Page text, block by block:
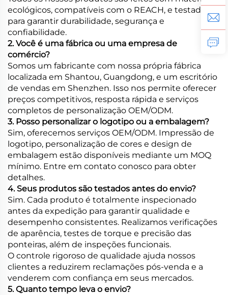
ecológicos, compatíveis com o REACH, e testados
para garantir durabilidade, segurança e
confiabilidade.
2. Você é uma fábrica ou uma empresa de
comércio?
Somos um fabricante com nossa própria fábrica
localizada em Shantou, Guangdong, e um escritório
de vendas em Shenzhen. Isso nos permite oferecer
preços competitivos, resposta rápida e serviços
completos de personalização OEM/ODM.
3. Posso personalizar o logotipo ou a embalagem?
Sim, oferecemos serviços OEM/ODM. Impressão de
logotipo, personalização de cores e design de
embalagem estão disponíveis mediante um MOQ
mínimo. Entre em contato conosco para obter
detalhes.
4. Seus produtos são testados antes do envio?
Sim. Cada produto é totalmente inspecionado
antes da expedição para garantir qualidade e
desempenho consistentes. Realizamos verificações
de aparência, testes de torque e precisão das
ponteiras, além de inspeções funcionais.
O controle rigoroso de qualidade ajuda nossos
clientes a reduzirem reclamações pós-venda e a
venderem com confiança em seus mercados.
5. Quanto tempo leva o envio?